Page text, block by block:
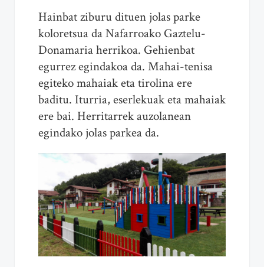
Hainbat ziburu dituen jolas parke
koloretsua da Nafarroako Gaztelu-
Donamaria herrikoa. Gehienbat
egurrez egindakoa da. Mahai-tenisa
egiteko mahaiak eta tirolina ere
baditu. Iturria, eserlekuak eta mahaiak
ere bai. Herritarrek auzolanean
egindako jolas parkea da.